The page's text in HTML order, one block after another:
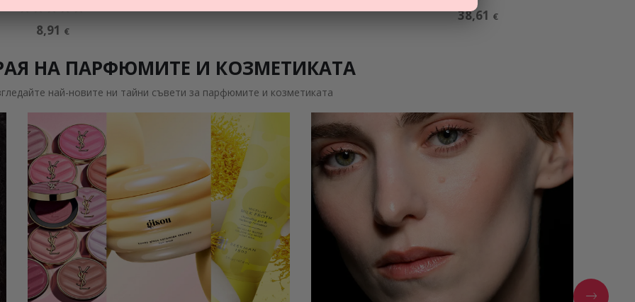
8,91 €
38,61 €
НА ПАРФЮМИТЕ И КОЗМЕТИКАТА
най-новите ни тайни съвети за парфюмите и козметиката